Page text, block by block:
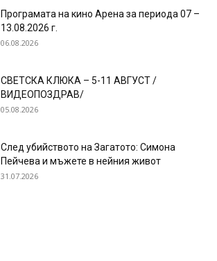
Програмата на кино Арена за периода 07 –
13.08.2026 г.
06.08.2026
СВЕТСКА КЛЮКА – 5-11 АВГУСТ /
ВИДЕОПОЗДРАВ/
05.08.2026
След убийството на Загатото: Симона
Пейчева и мъжете в нейния живот
31.07.2026